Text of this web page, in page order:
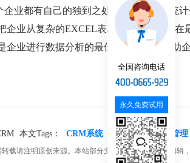
企业都有自己的独到之处，所以，需要统
企业从复杂的EXCEL表格中解救出来，
企业进行数据分析的最佳拍档，也是帮助
本文Tags： CRM系统 数据分析 客户管理
载请注明原创来源。本站部分文章和图片来源网络编
全国咨询电话
永久免费试用